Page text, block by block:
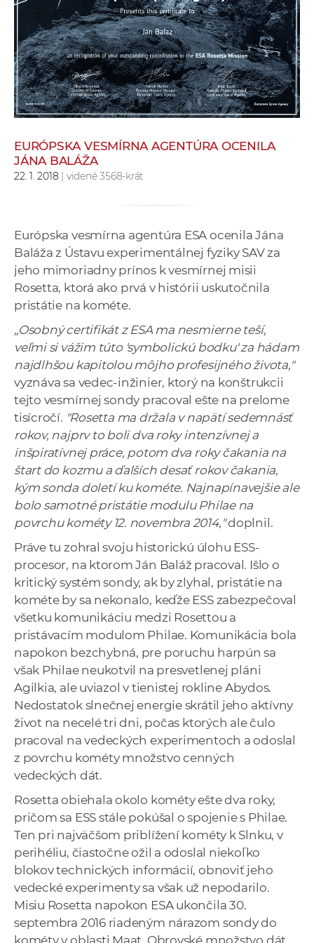
e
v
p
r
a
c
o
n
c
h
p
a
o
v
n
o
h
A
EURÓPSKA VESMÍRNA AGENTÚRA OCENILA
JÁNA BALÁŽA
22. 1. 2018 | videné 3568-krát
Európska vesmírna agentúra ESA ocenila Jána
Baláža z Ústavu experimentálnej fyziky SAV za
jeho mimoriadny prínos k vesmírnej misii
Rosetta, ktorá ako prvá v histórii uskutočnila
pristátie na kométe.
„Osobný certifikát z ESA ma nesmierne teší,
veľmi si vážim túto 'symbolickú bodku' za hádam
najdlhšou kapitolou môjho profesijného života,"
vyznáva sa vedec-inžinier, ktorý na konštrukcii
tejto vesmírnej sondy pracoval ešte na prelome
tisícročí. "Rosetta ma držala v napätí sedemnásť
rokov, najprv to boli dva roky intenzívnej a
inšpiratívnej práce, potom dva roky čakania na
štart do kozmu a ďalších desať rokov čakania,
kým sonda doletí ku kométe. Najnapínavejšie ale
bolo samotné pristátie modulu Philae na
povrchu kométy 12. novembra 2014, "doplnil.
Práve tu zohral svoju historickú úlohu ESS-
procesor, na ktorom Ján Baláž pracoval. Išlo o
kritický systém sondy, ak by zlyhal, pristátie na
kométe by sa nekonalo, keďže ESS zabezpečoval
všetku komunikáciu medzi Rosettou a
pristávacím modulom Philae. Komunikácia bola
napokon bezchybná, pre poruchu harpún sa
však Philae neukotvil na presvetlenej pláni
Agilkia, ale uviazol v tienistej rokline Abydos.
Nedostatok slnečnej energie skrátil jeho aktívny
život na necelé tri dni, počas ktorých ale čulo
pracoval na vedeckých experimentoch a odoslal
z povrchu kométy množstvo cenných
vedeckých dát.
Rosetta obiehala okolo kométy ešte dva roky,
pričom sa ESS stále pokúšal o spojenie s Philae.
Ten pri najväčšom priblížení kométy k Slnku, v
perihéliu, čiastočne ožil a odoslal niekoľko
blokov technických informácií, obnoviť jeho
vedecké experimenty sa však už nepodarilo.
Misiu Rosetta napokon ESA ukončila 30.
septembra 2016 riadeným nárazom sondy do